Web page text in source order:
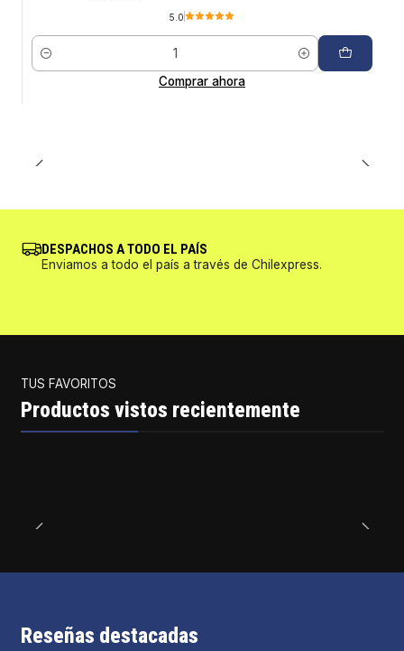
5.0
Cantidad
Comprar ahora
DESPACHOS A TODO EL PAÍS
Enviamos a todo el país a través de Chilexpress.
TUS FAVORITOS
Productos vistos recientemente
Reseñas destacadas